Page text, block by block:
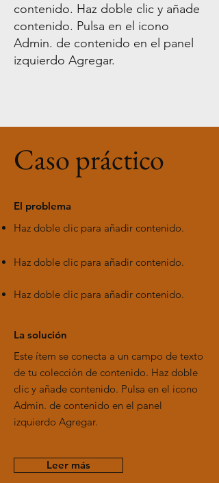
contenido. Haz doble clic y añade
contenido. Pulsa en el icono
Admin. de contenido en el panel
izquierdo Agregar.
Caso práctico
El problema
Haz doble clic para añadir contenido.
Haz doble clic para añadir contenido.
Haz doble clic para añadir contenido.
La solución
Este ítem se conecta a un campo de texto
de tu colección de contenido. Haz doble
clic y añade contenido. Pulsa en el icono
Admin. de contenido en el panel
izquierdo Agregar.
Leer más